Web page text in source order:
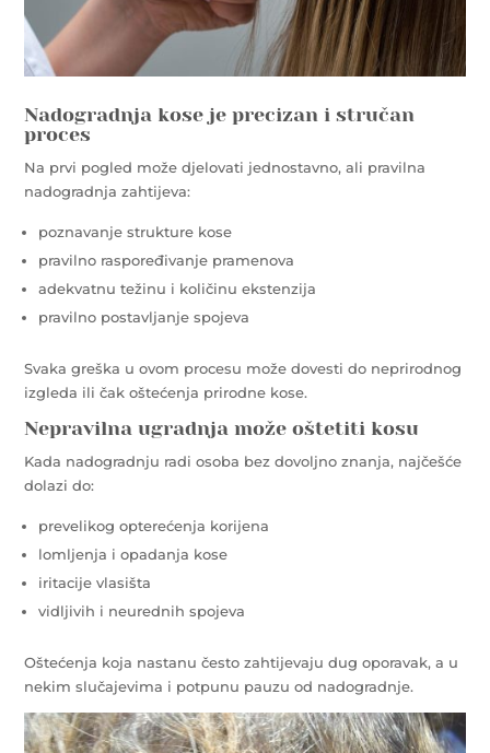
Nadogradnja kose je precizan i stručan
proces
Na prvi pogled može djelovati jednostavno, ali pravilna
nadogradnja zahtijeva:
poznavanje strukture kose
pravilno raspoređivanje pramenova
adekvatnu težinu i količinu ekstenzija
pravilno postavljanje spojeva
Svaka greška u ovom procesu može dovesti do neprirodnog
izgleda ili čak oštećenja prirodne kose.
Nepravilna ugradnja može oštetiti kosu
Kada nadogradnju radi osoba bez dovoljno znanja, najčešće
dolazi do:
prevelikog opterećenja korijena
lomljenja i opadanja kose
iritacije vlasišta
vidljivih i neurednih spojeva
Oštećenja koja nastanu često zahtijevaju dug oporavak, a u
nekim slučajevima i potpunu pauzu od nadogradnje.